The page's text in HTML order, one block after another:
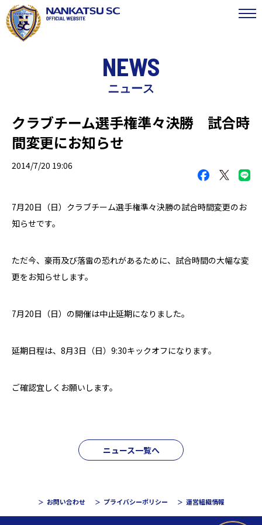
NEWS
ニュース
クラブチーム選手権準々決勝 試合時
間変更にお知らせ
2014/7/20 19:06
7月20日（日）クラブチーム選手権準々決勝の試合時間変更のお
知らせです。
ただ今、豪雨及び落雷の恐れがあるために、試合時間の大幅な変
更をお知らせします。
7月20日（日）の開催は中止延期になりました。
延期日程は、8月3日（日）9:30キックオフになります。
ご確認宜しくお願いします。
ニュース一覧へ
お問い合わせ プライバシーポリシー 運営組織情報